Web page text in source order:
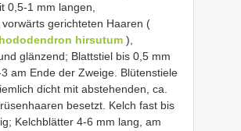
0,5-1 mm langen,
gerichteten Haaren (
hirsutum ),
glänzend; Blattstiel bis 0,5 mm
am Ende der Zweige. Blütenstiele
dicht mit abstehenden, ca.
besetzt. Kelch fast bis
Kelchblätter 4-6 mm lang, am